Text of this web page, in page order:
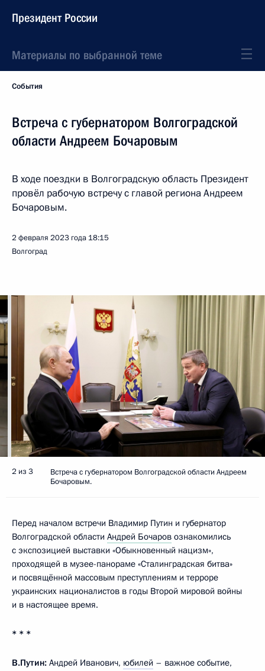
Президент России
Материалы по выбранной теме
События
Встреча с губернатором Волгоградской
области Андреем Бочаровым
В ходе поездки в Волгоградскую область Президент
провёл рабочую встречу с главой региона Андреем
Бочаровым.
2 февраля 2023 года 18:15
Волгоград
2 из 3
Встреча с губернатором Волгоградской области Андреем
Бочаровым.
Перед началом встречи Владимир Путин и губернатор
Волгоградской области Андрей Бочаров ознакомились
с экспозицией выставки «Обыкновенный нацизм»,
проходящей в музее-панораме «Сталинградская битва»
и посвящённой массовым преступлениям и терроре
украинских националистов в годы Второй мировой войны
и в настоящее время.
* * *
В.Путин: Андрей Иванович, юбилей – важное событие,